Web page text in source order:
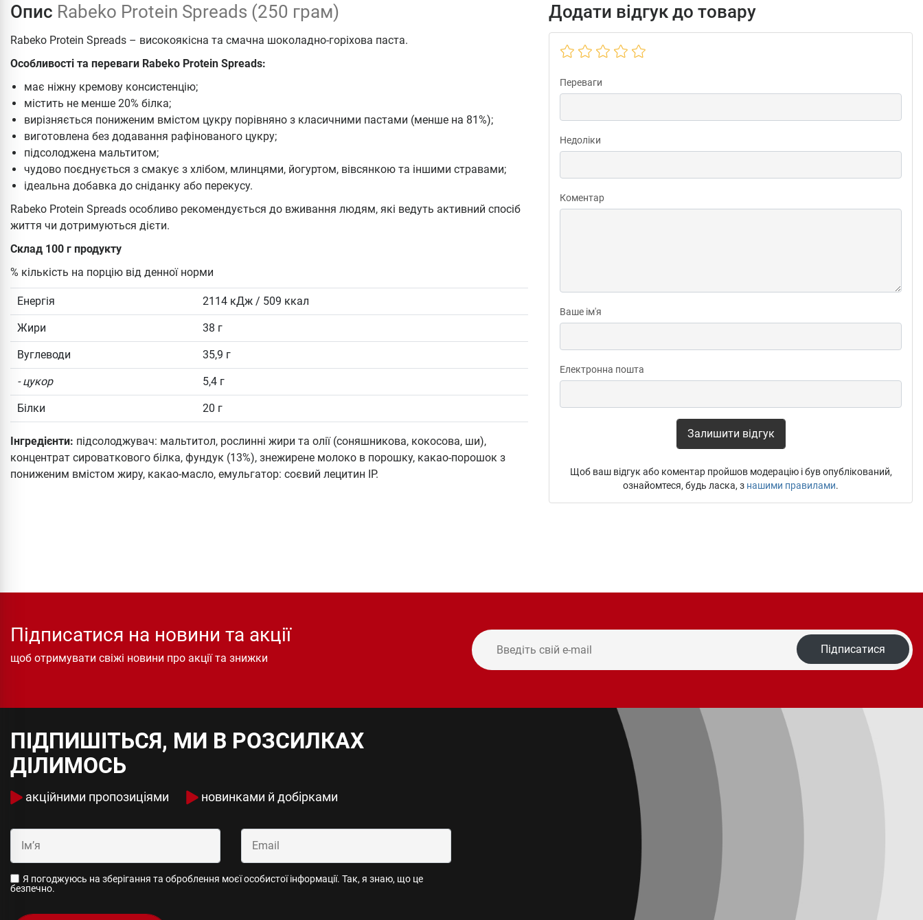
Опис Rabeko Protein Spreads (250 грам)
Rabeko Protein Spreads – високоякісна та смачна шоколадно-горіхова паста.
Особливості та переваги Rabeko Protein Spreads:
має ніжну кремову консистенцію;
містить не менше 20% білка;
вирізняється пониженим вмістом цукру порівняно з класичними пастами (менше на 81%);
виготовлена без додавання рафінованого цукру;
підсолоджена мальтитом;
чудово поєднується з смакує з хлібом, млинцями, йогуртом, вівсянкою та іншими стравами;
ідеальна добавка до сніданку або перекусу.
Rabeko Protein Spreads особливо рекомендується до вживання людям, які ведуть активний спосіб
життя чи дотримуються дієти.
Склад 100 г продукту
% кількість на порцію від денної норми
Енергія 2114 кДж / 509 ккал
Жири 38 г
Вуглеводи 35,9 г
- цукор 5,4 г
Білки 20 г
Інгредієнти: підсолоджувач: мальтитол, рослинні жири та олії (соняшникова, кокосова, ши),
концентрат сироваткового білка, фундук (13%), знежирене молоко в порошку, какао-порошок з
пониженим вмістом жиру, какао-масло, емульгатор: соєвий лецитин IP.
Додати відгук до товару
Переваги
Недоліки
Коментар
Ваше ім'я
Електронна пошта
Залишити відгук
Щоб ваш відгук або коментар пройшов модерацію і був опублікований,
ознайомтеся, будь ласка, з нашими правилами.
Підписатися на новини та акції
щоб отримувати свіжі новини про акції та знижки
Підписатися
ПІДПИШІТЬСЯ, МИ В РОЗСИЛКАХ
ДІЛИМОСЬ
акційними пропозиціями новинками й добірками
Я погоджуюсь на зберігання та оброблення моєї особистої інформації. Так, я знаю, що це
безпечно.